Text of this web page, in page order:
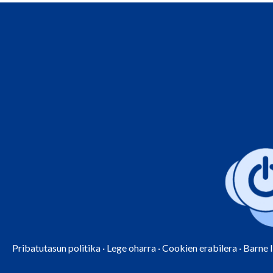
Pribatutasun politika · Lege oharra ·Cookien erabilera · Barne